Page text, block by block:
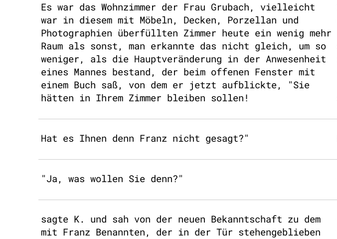
Es war das Wohnzimmer der Frau Grubach, vielleicht
war in diesem mit Möbeln, Decken, Porzellan und
Photographien überfüllten Zimmer heute ein wenig mehr
Raum als sonst, man erkannte das nicht gleich, um so
weniger, als die Hauptveränderung in der Anwesenheit
eines Mannes bestand, der beim offenen Fenster mit
einem Buch saß, von dem er jetzt aufblickte, "Sie
hätten in Ihrem Zimmer bleiben sollen!
Hat es Ihnen denn Franz nicht gesagt?"
"Ja, was wollen Sie denn?"
sagte K. und sah von der neuen Bekanntschaft zu dem
mit Franz Benannten, der in der Tür stehengeblieben